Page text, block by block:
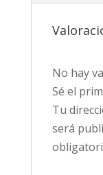
No hay
Sé el
Tu
será